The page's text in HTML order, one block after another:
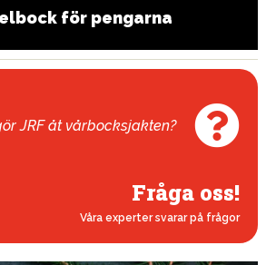
för pengarna
JRF åt vårbocksjakten?
Fråga oss!
Våra experter svarar på frågor